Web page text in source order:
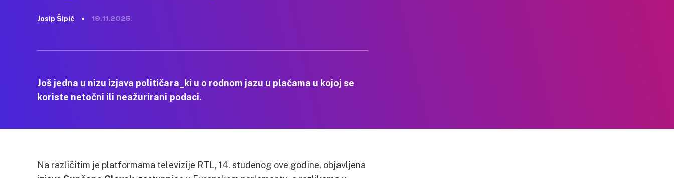
Josip Šipić 19.11.2025.
Još jedna u nizu izjava političara_ki u o rodnom jazu u plaćama u kojoj se
koriste netočni ili neažurirani podaci.
Na različitim je platformama televizije RTL, 14. studenog ove godine, objavljena